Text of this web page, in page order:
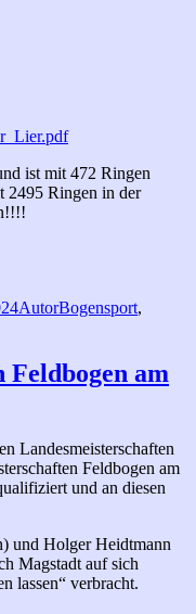
ist mit 472 Ringen
2495 Ringen in der
Autor
AutorKategorien
Bogensport,
Feldbogen am
Landesmeisterschaften
Feldbogen am
und an diesen
und Holger Heidtmann
Magstadt auf sich
lassen“ verbracht.